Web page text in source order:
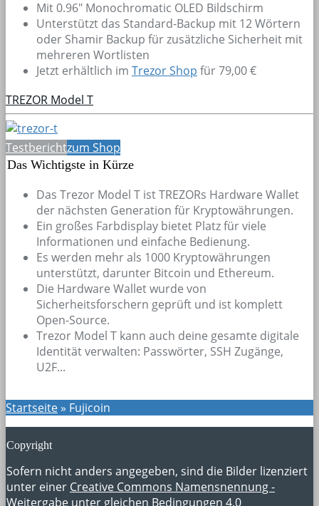
Mit 0.96" Monochromatic OLED Bildschirm
Unterstützt das Standard-Backup mit 12 Wörtern
oder Shamir Backup für zusätzliche Sicherheit mit
mehreren Wortlisten
Jetzt erhältlich im Trezor Shop für 79,00 €
TREZOR Model T
Testberichtzum Shop
Das Wichtigste in Kürze
Das Trezor Model T ist TREZORs Hardware Wallet
der nächsten Generation für Kryptowährungen.
Ein großes Farbdisplay bietet Platz für viele
Informationen und einfache Bedienung.
Es werden mehr als 1000 Kryptowährungen
unterstützt, darunter Bitcoin und Ethereum.
Die Hardware Wallet wurde von
Sicherheitsforschern geprüft und ist komplett
Open-Source.
Trezor Model T kann auch deine gesamte digitale
Identität verwalten: Passwörter, SSH Zugänge,
U2F...
Startseite» Fujicoin
Copyright
Sofern nicht anders angegeben, sind die Bilder lizenziert
unter einer Creative Commons Namensnennung -
Weitergabe unter gleichen Bedingungen 4.0